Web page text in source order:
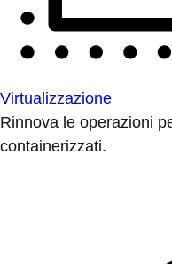
Virtualizzazione
Rinnova le operazioni
containerizzati.